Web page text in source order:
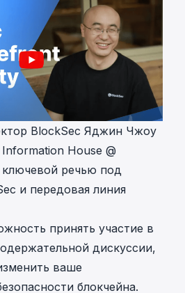
BlockSec Яджин Чжоу
House @
ключевой речью под
и передовая линия
принять участие в
дискуссии,
ваше
блокчейна.